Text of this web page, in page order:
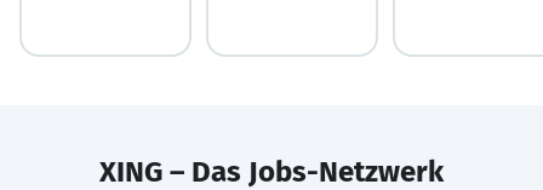
XING – Das Jobs-Netzwerk